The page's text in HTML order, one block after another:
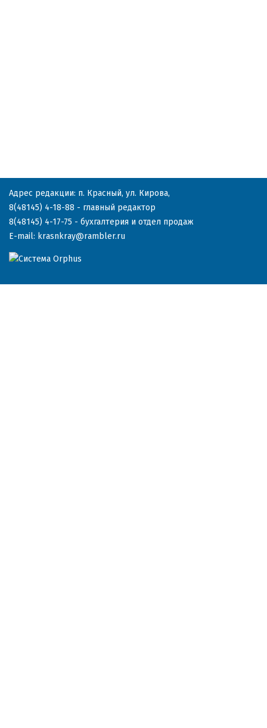
Адрес редакции: п. Красный, ул. Кирова,
8(48145) 4-18-88 - главный редактор
8(48145) 4-17-75 - бухгалтерия и отдел продаж
E-mail: krasnkray@rambler.ru